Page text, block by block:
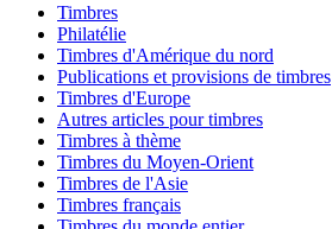
Timbres
Philatélie
Timbres d'Amérique du nord
Publications et provisions de timbres
Timbres d'Europe
Autres articles pour timbres
Timbres à thème
Timbres du Moyen-Orient
Timbres de l'Asie
Timbres français